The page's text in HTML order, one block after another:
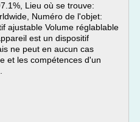
Lieu où se trouve:
Numéro de l'objet:
ajustable Volume réglablable
est un dispositif
ne peut en aucun cas
et les compétences d'un